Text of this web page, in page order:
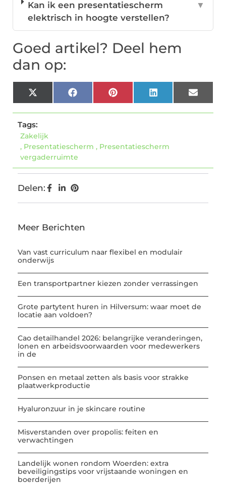
Kan ik een presentatiescherm
elektrisch in hoogte verstellen?
▼
Goed artikel? Deel hem
dan op:
X
(Twitter)
FacebookPinterestLinkedInEmail
Tags:
Zakelijk
, Presentatiescherm , Presentatiescherm
vergaderruimte
Delen:
Meer Berichten
Van vast curriculum naar flexibel en modulair
onderwijs
Een transportpartner kiezen zonder verrassingen
Grote partytent huren in Hilversum: waar moet de
locatie aan voldoen?
Cao detailhandel 2026: belangrijke veranderingen,
lonen en arbeidsvoorwaarden voor medewerkers
in de
Ponsen en metaal zetten als basis voor strakke
plaatwerkproductie
Hyaluronzuur in je skincare routine
Misverstanden over propolis: feiten en
verwachtingen
Landelijk wonen rondom Woerden: extra
beveiligingstips voor vrijstaande woningen en
boerderijen